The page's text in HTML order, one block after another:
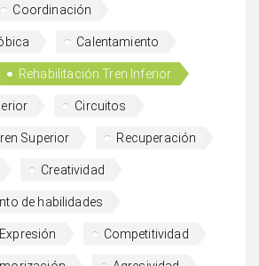
Coordinación
Calentamiento
Rehabilitación Tren Inferior
Circuitos
Superior Recuperación
Creatividad
de habilidades
Competitividad